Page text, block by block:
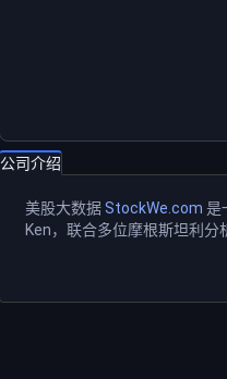
公司介绍
美股大数据StockWe.com 是
Ken，联合多位摩根斯坦利